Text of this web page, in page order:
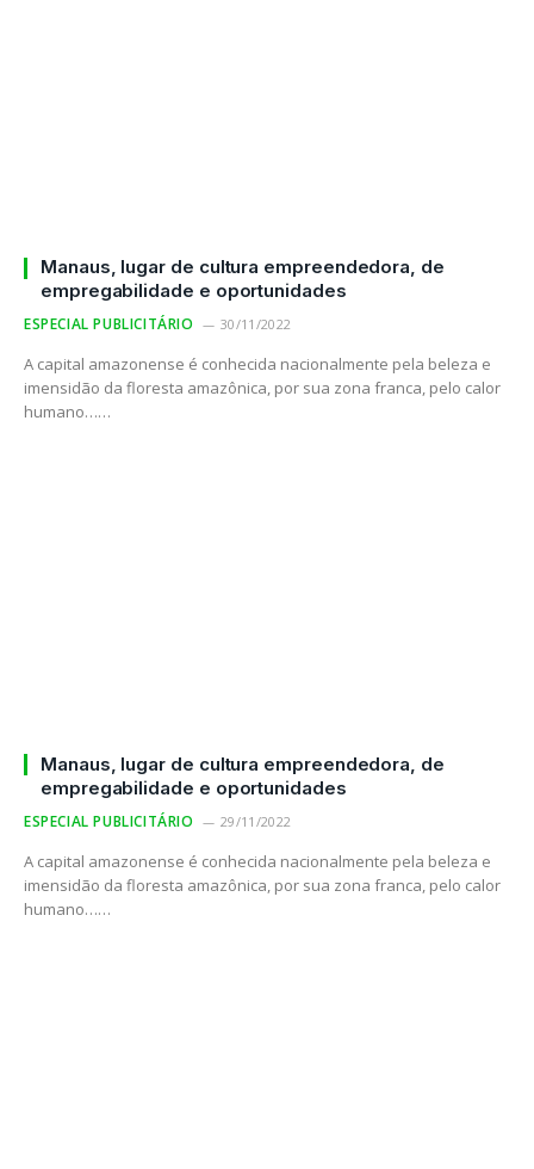
Manaus, lugar de cultura empreendedora, de
empregabilidade e oportunidades
ESPECIAL PUBLICITÁRIO 30/11/2022
A capital amazonense é conhecida nacionalmente pela beleza e
imensidão da floresta amazônica, por sua zona franca, pelo calor
humano……
Manaus, lugar de cultura empreendedora, de
empregabilidade e oportunidades
ESPECIAL PUBLICITÁRIO 29/11/2022
A capital amazonense é conhecida nacionalmente pela beleza e
imensidão da floresta amazônica, por sua zona franca, pelo calor
humano……